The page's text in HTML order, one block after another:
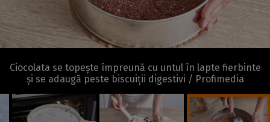
Ciocolata se topește împreună cu untul în lapte fierbinte
și se adaugă peste biscuiții digestivi / Profimedia